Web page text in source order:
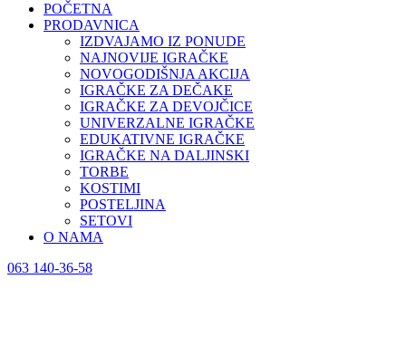
POČETNA
PRODAVNICA
IZDVAJAMO IZ PONUDE
NAJNOVIJE IGRAČKE
NOVOGODIŠNJA AKCIJA
IGRAČKE ZA DEČAKE
IGRAČKE ZA DEVOJČICE
UNIVERZALNE IGRAČKE
EDUKATIVNE IGRAČKE
IGRAČKE NA DALJINSKI
TORBE
KOSTIMI
POSTELJINA
SETOVI
O NAMA
063 140-36-58